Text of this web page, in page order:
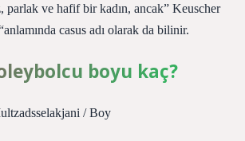
parlak ve hafif bir kadın, ancak” Keuscher
casus adı olarak da bilinir.
boyu kaç?
/ Boy